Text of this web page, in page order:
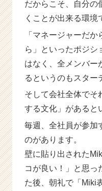
だからこそ、自分の
くことが出来る環境
「マネージャーだ
ら」といったポジシ
はなく、全メンバー
るというのもスター
そして会社全体でそ
する文化」があると
毎週、全社員が参加
のがあります。
壁に貼り出された
コが良い！」と思っ
た後、朝礼で「Miki